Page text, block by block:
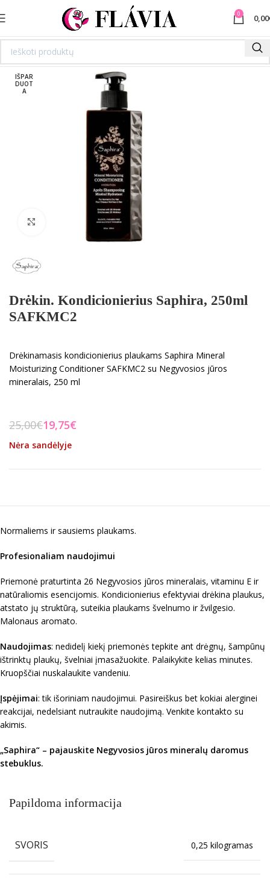
0 0,00
IŠPAR
DUOT
A
Spustelėkite norėdami padidinti
Drėkin. Kondicionierius Saphira, 250ml
SAFKMC2
Drėkinamasis kondicionierius plaukams Saphira Mineral
Moisturizing Conditioner SAFKMC2 su Negyvosios jūros
mineralais, 250 ml
25,00€19,75€
Nėra sandėlyje
Normaliems ir sausiems plaukams.
Profesionaliam naudojimui
Priemonė praturtinta 26 Negyvosios jūros mineralais, vitaminu E ir
natūraliomis esencijomis. Kondicionierius efektyviai drėkina plaukus,
atstato jų struktūrą, suteikia plaukams švelnumo ir žvilgesio.
Malonaus aromato.
Naudojimas: nedidelį kiekį priemonės tepkite ant drėgnų, šampūnų
ištrinktų plaukų, švelniai įmasažuokite. Palaikykite kelias minutes.
Kruopščiai nuskalaukite vandeniu.
Įspėjimai: tik išoriniam naudojimui. Pasireiškus bet kokiai alerginei
reakcijai, nedelsiant nutraukite naudojimą. Venkite kontakto su
akimis.
„Saphira“ – pajauskite Negyvosios jūros mineralų daromus
stebuklus.
Papildoma informacija
SVORIS 0,25 kilogramas